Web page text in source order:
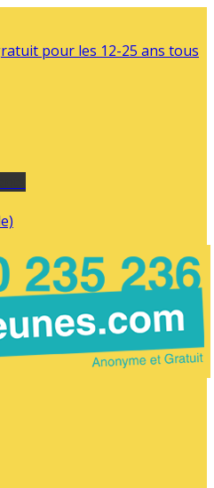
pour les 12-25 ans tous